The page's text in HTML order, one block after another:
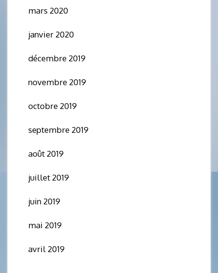
mars 2020
janvier 2020
décembre 2019
novembre 2019
octobre 2019
septembre 2019
août 2019
juillet 2019
juin 2019
mai 2019
avril 2019